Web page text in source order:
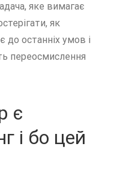
яке вимагає
як
до останніх умов і
переосмислення
є
і бо цей